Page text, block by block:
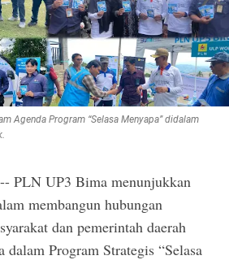
Agenda Program “Selasa Menyapa” didalam
PLN UP3 Bima menunjukkan
membangun hubungan
dan pemerintah daerah
Program Strategis “Selasa